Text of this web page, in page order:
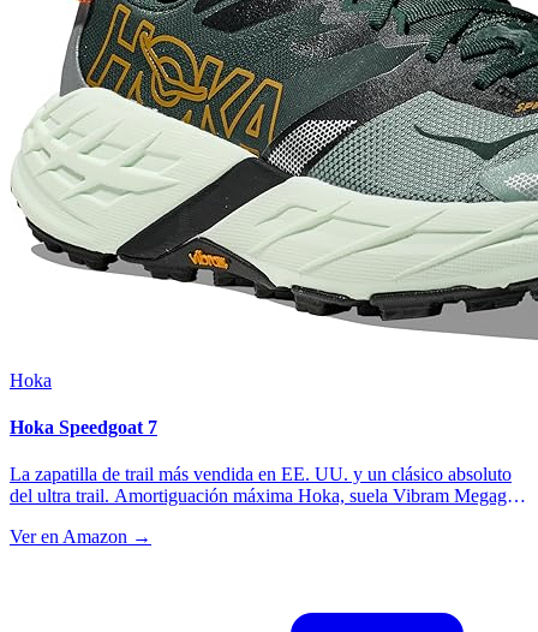
Hoka
Hoka Speedgoat 7
La zapatilla de trail más vendida en EE. UU. y un clásico absoluto
del ultra trail. Amortiguación máxima Hoka, suela Vibram Megagrip
envolvente Matryx en el empeine. Pensada para devorar kilómetros
Ver en Amazon →